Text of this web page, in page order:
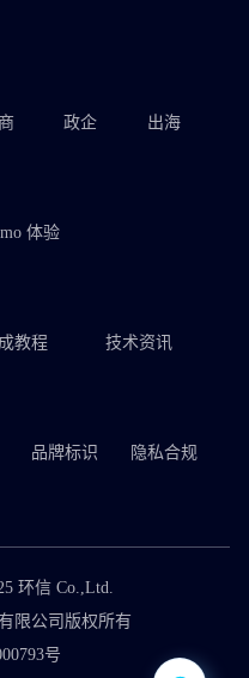
政企 出海
体验
教程 技术资讯
品牌标识
隐私合规
环信 Co.,Ltd.
限公司版权所有
号